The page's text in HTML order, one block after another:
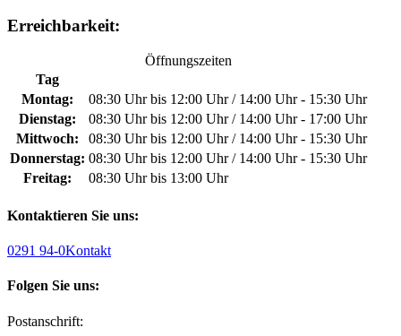
Erreichbarkeit:
Öffnungszeiten
Tag
Montag:
08:30 Uhr bis 12:00 Uhr / 14:00 Uhr - 15:30 Uhr
Dienstag:
08:30 Uhr bis 12:00 Uhr / 14:00 Uhr - 17:00 Uhr
Mittwoch:
08:30 Uhr bis 12:00 Uhr / 14:00 Uhr - 15:30 Uhr
Donnerstag: 08:30 Uhr bis 12:00 Uhr / 14:00 Uhr - 15:30 Uhr
Freitag:
08:30 Uhr bis 13:00 Uhr
Kontaktieren Sie uns:
0291 94-0Kontakt
Folgen Sie uns:
Postanschrift: